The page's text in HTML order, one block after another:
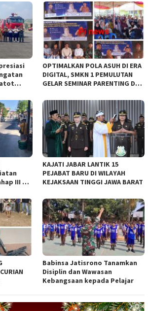
OPTIMALKAN POLA ASUH DI ERA
DIGITAL, SMKN 1 PEMULUTAN
GELAR SEMINAR PARENTING DAN
III TA.
KAJATI JABAR LANTIK 15
PEJABAT BARU DI WILAYAH
KEJAKSAAN TINGGI JAWA BARAT
Babinsa Jatisrono Tanamkan
Disiplin dan Wawasan
Kebangsaan kepada Pelajar